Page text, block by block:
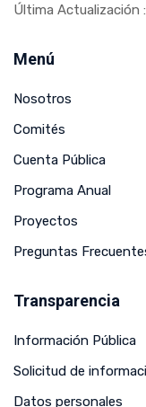
Última Actualización
Menú
Nosotros
Comités
Cuenta Pública
Programa Anual
Proyectos
Preguntas
Transparencia
Información Pública
Solicitud de
Datos personales